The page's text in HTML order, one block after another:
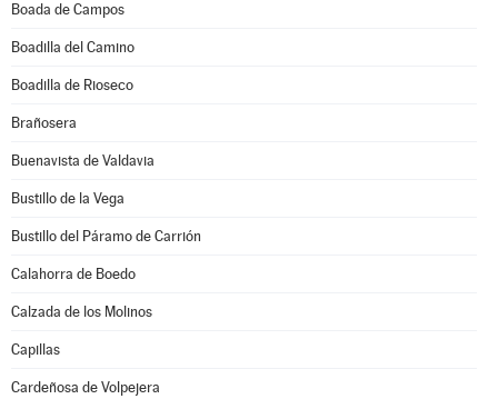
Boada de Campos
Boadilla del Camino
Boadilla de Rioseco
Brañosera
Buenavista de Valdavia
Bustillo de la Vega
Bustillo del Páramo de Carrión
Calahorra de Boedo
Calzada de los Molinos
Capillas
Cardeñosa de Volpejera